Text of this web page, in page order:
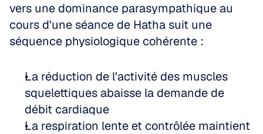
vers une dominance parasympathique au
cours d'une séance de Hatha suit une
séquence physiologique cohérente :
La réduction de l'activité des muscles
squelettiques abaisse la demande de
débit cardiaque
La respiration lente et contrôlée maintient